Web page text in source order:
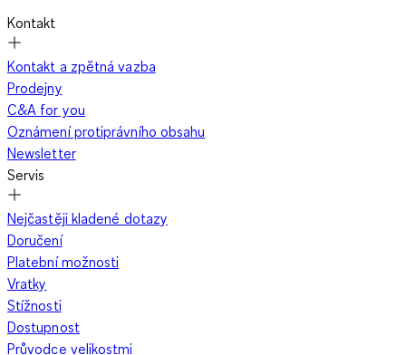
Kontakt
Kontakt a zpětná vazba
Prodejny
C&A for you
Oznámení protiprávního obsahu
Newsletter
Servis
Nejčastěji kladené dotazy
Doručení
Platební možnosti
Vratky
Stížnosti
Dostupnost
Průvodce velikostmi